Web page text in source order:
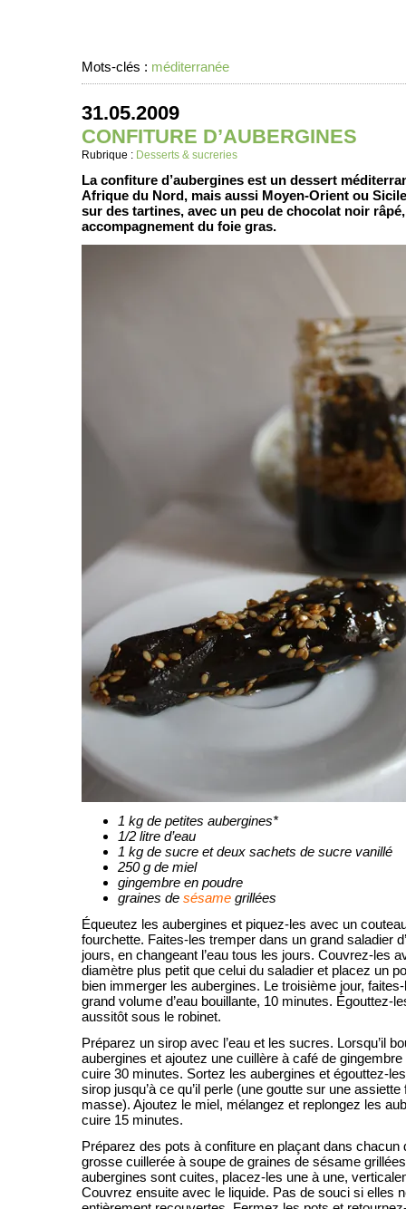
Mots-clés : méditerranée
31.05.2009
CONFITURE D’AUBERGINES
Rubrique : Desserts & sucreries
La confiture d’aubergines est un dessert
Afrique du Nord, mais aussi Moyen-Orient ou
sur des tartines, avec un peu de chocolat noir
accompagnement du foie gras.
1 kg de petites aubergines*
1/2 litre d’eau
1 kg de sucre et deux sachets de sucre vanillé
250 g de miel
gingembre en poudre
graines de sésame grillées
Équeutez les aubergines et piquez-les avec un
fourchette. Faites-les tremper dans un grand saladier
jours, en changeant l’eau tous les jours. Couvrez-les
diamètre plus petit que celui du saladier et placez un
bien immerger les aubergines. Le troisième jour,
grand volume d’eau bouillante, 10 minutes. Égouttez-
aussitôt sous le robinet.
Préparez un sirop avec l’eau et les sucres. Lorsqu’il
aubergines et ajoutez une cuillère à café de
cuire 30 minutes. Sortez les aubergines et égouttez-
sirop jusqu’à ce qu’il perle (une goutte sur une
masse). Ajoutez le miel, mélangez et replongez les
cuire 15 minutes.
Préparez des pots à confiture en plaçant dans chacun
grosse cuillerée à soupe de graines de sésame
aubergines sont cuites, placez-les une à une,
Couvrez ensuite avec le liquide. Pas de souci si elles